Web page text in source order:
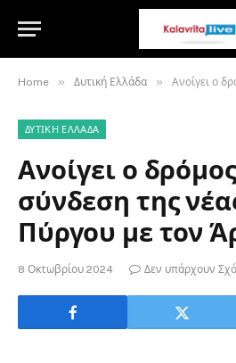
Home » Δυτική Ελλάδα » Ανοίγει ο δρόμος για
ΔΥΤΙΚΉ ΕΛΛΆΔΑ
Ανοίγει ο
σύνδεση της
Πύργου με τον
8 Οκτωβρίου 2024 Δεν υπάρχουν